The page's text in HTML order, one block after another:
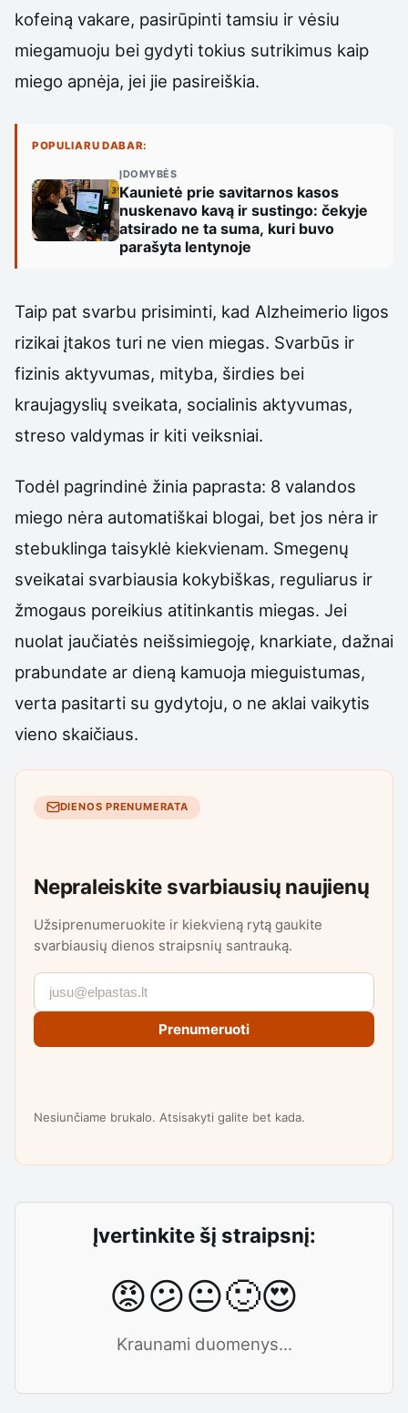
kofeiną vakare, pasirūpinti tamsiu ir vėsiu
miegamuoju bei gydyti tokius sutrikimus kaip
miego apnėja, jei jie pasireiškia.
POPULIARU DABAR:
ĮDOMYBĖS
Kaunietė prie savitarnos kasos
nuskenavo kavą ir sustingo: čekyje
atsirado ne ta suma, kuri buvo
parašyta lentynoje
Taip pat svarbu prisiminti, kad Alzheimerio ligos
rizikai įtakos turi ne vien miegas. Svarbūs ir
fizinis aktyvumas, mityba, širdies bei
kraujagyslių sveikata, socialinis aktyvumas,
streso valdymas ir kiti veiksniai.
Todėl pagrindinė žinia paprasta: 8 valandos
miego nėra automatiškai blogai, bet jos nėra ir
stebuklinga taisyklė kiekvienam. Smegenų
sveikatai svarbiausia kokybiškas, reguliarus ir
žmogaus poreikius atitinkantis miegas. Jei
nuolat jaučiatės neišsimiegoję, knarkiate, dažnai
prabundate ar dieną kamuoja mieguistumas,
verta pasitarti su gydytoju, o ne aklai vaikytis
vieno skaičiaus.
DIENOS PRENUMERATA
Nepraleiskite svarbiausių naujienų
Užsiprenumeruokite ir kiekvieną rytą gaukite
svarbiausių dienos straipsnių santrauką.
Prenumeruoti
Nesiunčiame brukalo. Atsisakyti galite bet kada.
Įvertinkite šį straipsnį:
😡😕😐🙂😍
Kraunami duomenys...